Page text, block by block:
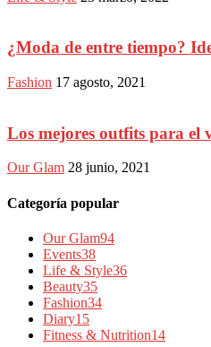
¿Moda de entre tiempo?
Fashion 17 agosto, 2021
Los mejores outfits para
Our Glam 28 junio, 2021
Categoría popular
Our Glam94
Events38
Life & Style36
Beauty35
Fashion34
Diary15
Fitness & Nutrition14